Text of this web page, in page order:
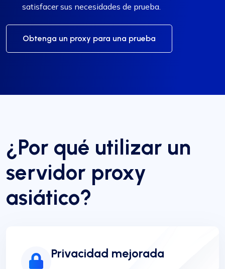
satisfacer sus necesidades de prueba.
Obtenga un proxy para una prueba
¿Por qué utilizar un
servidor proxy
asiático?
Privacidad mejorada